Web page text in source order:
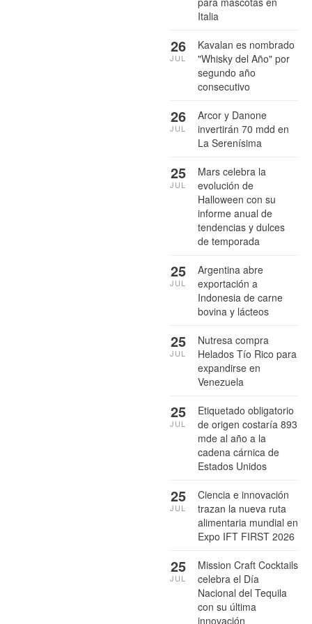
Italia
Kavalan es nombrado
"Whisky del Año" por
segundo año
consecutivo
26
JUL
Arcor y Danone
invertirán 70 mdd en
La Serenísima
26
JUL
Mars celebra la
evolución de
Halloween con su
informe anual de
tendencias y dulces
de temporada
25
JUL
Argentina abre
exportación a
Indonesia de carne
bovina y lácteos
25
JUL
Nutresa compra
Helados Tío Rico para
expandirse en
Venezuela
25
JUL
Etiquetado obligatorio
de origen costaría 893
mde al año a la
cadena cárnica de
Estados Unidos
25
JUL
Ciencia e innovación
trazan la nueva ruta
alimentaria mundial en
Expo IFT FIRST 2026
25
JUL
Mission Craft Cocktails
celebra el Día
Nacional del Tequila
con su última
innovación
25
JUL